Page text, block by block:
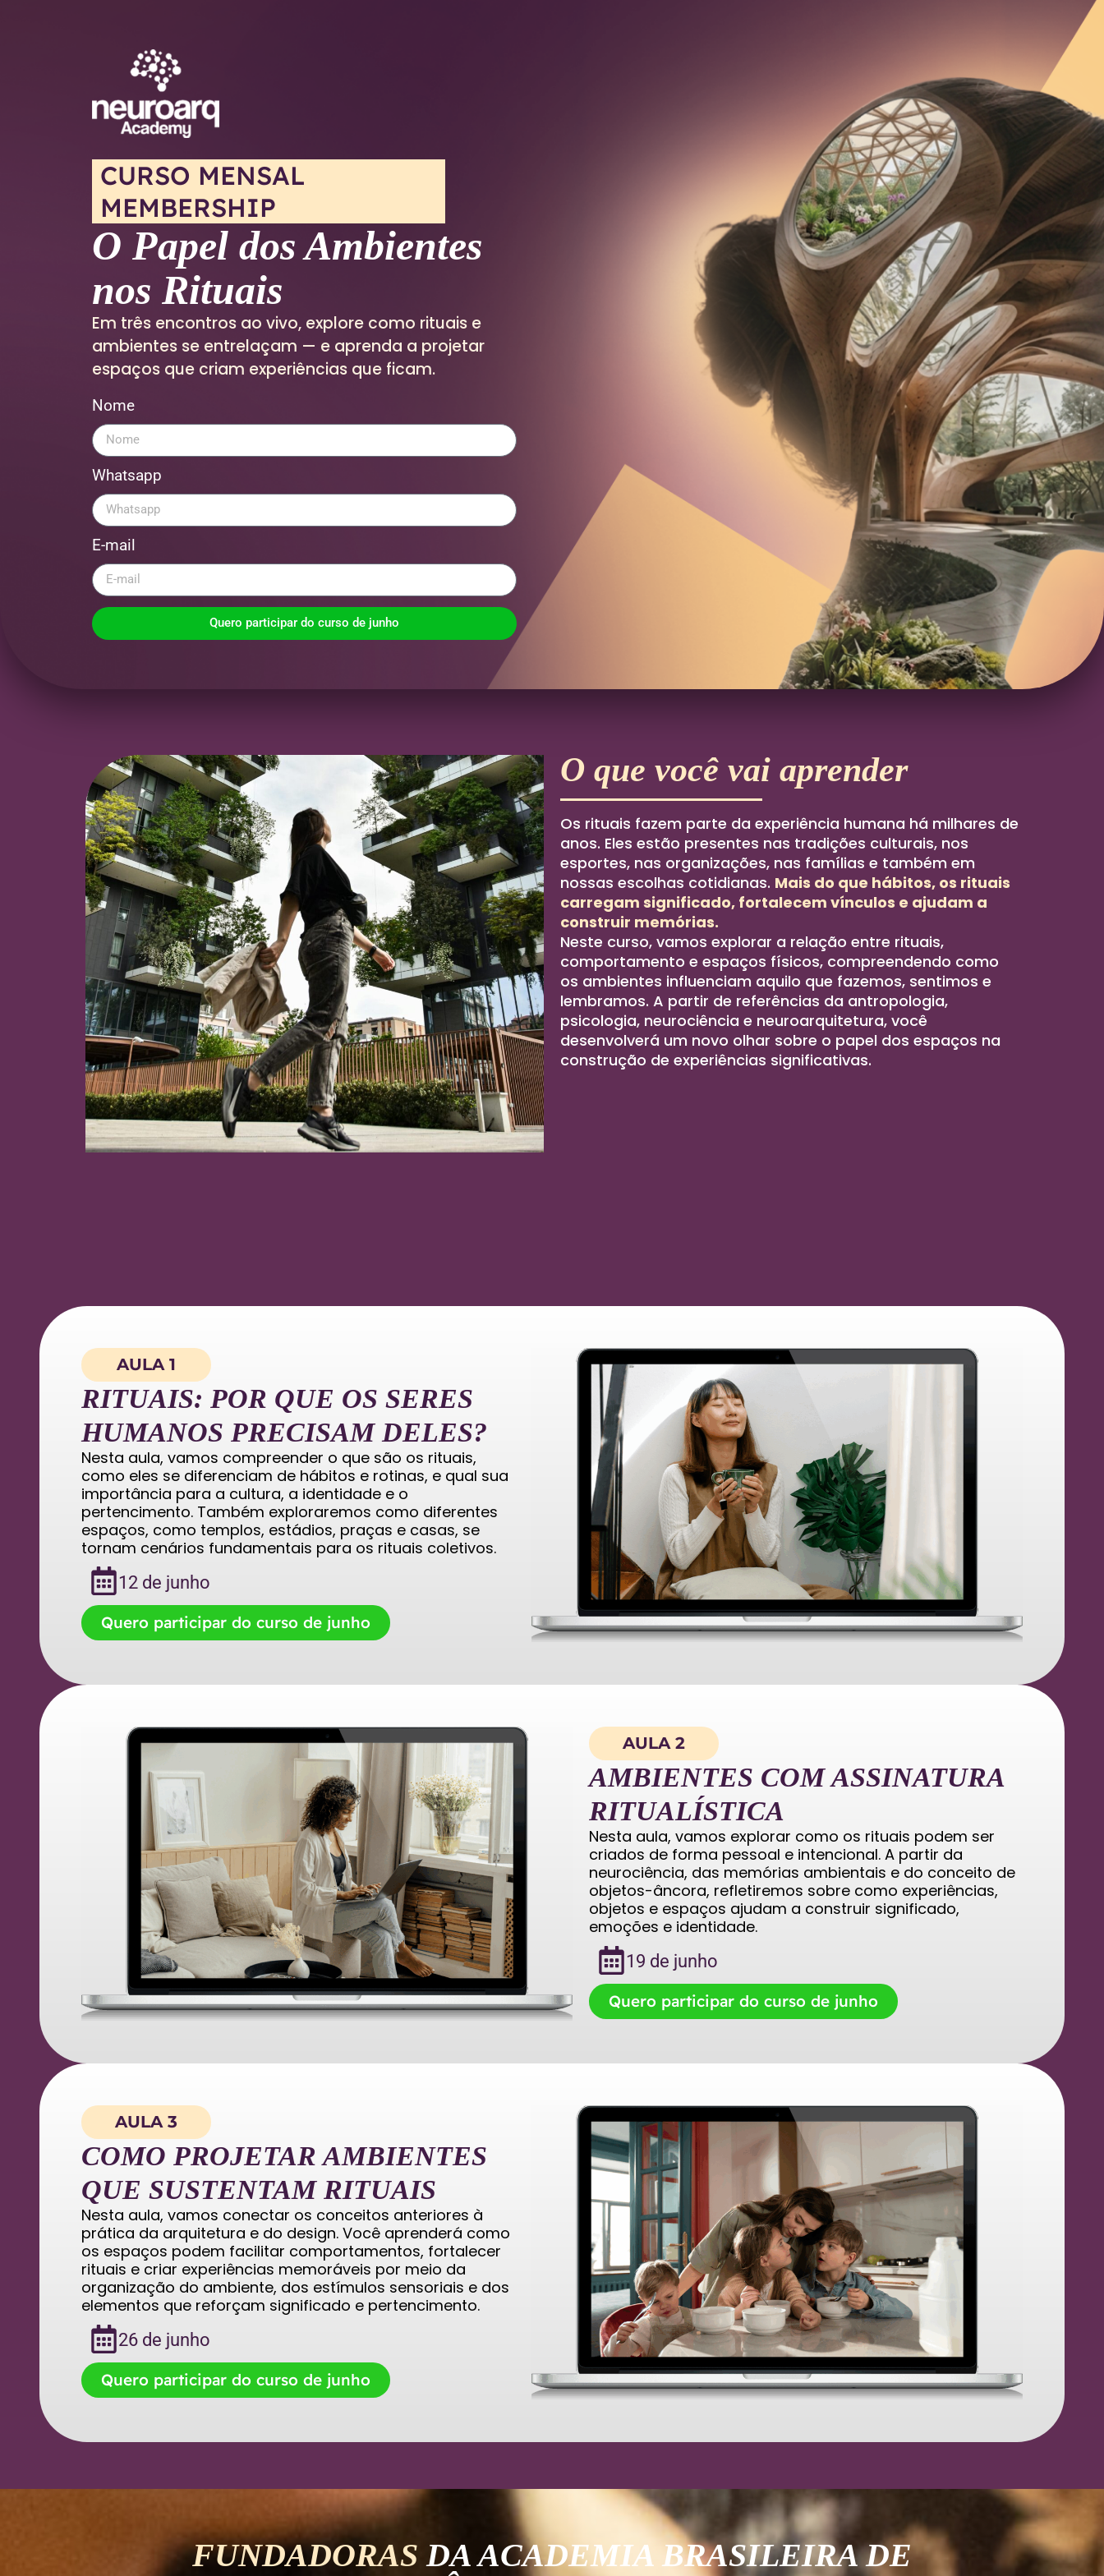
CURSO MENSAL
MEMBERSHIP
O Papel dos Ambientes
nos Rituais
Em três encontros ao vivo, explore como rituais e
ambientes se entrelaçam — e aprenda a projetar
espaços que criam experiências que ficam.
Nome
Whatsapp
E-mail
Quero participar do curso de junho
O que você vai aprender
Os rituais fazem parte da experiência humana há milhares de
anos. Eles estão presentes nas tradições culturais, nos
esportes, nas organizações, nas famílias e também em
nossas escolhas cotidianas. Mais do que hábitos, os rituais
carregam significado, fortalecem vínculos e ajudam a
construir memórias.
Neste curso, vamos explorar a relação entre rituais,
comportamento e espaços físicos, compreendendo como
os ambientes influenciam aquilo que fazemos, sentimos e
lembramos. A partir de referências da antropologia,
psicologia, neurociência e neuroarquitetura, você
desenvolverá um novo olhar sobre o papel dos espaços na
construção de experiências significativas.
AULA 1
RITUAIS: POR QUE OS SERES
HUMANOS PRECISAM DELES?
Nesta aula, vamos compreender o que são os rituais,
como eles se diferenciam de hábitos e rotinas, e qual sua
importância para a cultura, a identidade e o
pertencimento. Também exploraremos como diferentes
espaços, como templos, estádios, praças e casas, se
tornam cenários fundamentais para os rituais coletivos.
12 de junho
Quero participar do curso de junho
AULA 2
AMBIENTES COM ASSINATURA
RITUALÍSTICA
Nesta aula, vamos explorar como os rituais podem ser
criados de forma pessoal e intencional. A partir da
neurociência, das memórias ambientais e do conceito de
objetos-âncora, refletiremos sobre como experiências,
objetos e espaços ajudam a construir significado,
emoções e identidade.
19 de junho
Quero participar do curso de junho
AULA 3
COMO PROJETAR AMBIENTES
QUE SUSTENTAM RITUAIS
Nesta aula, vamos conectar os conceitos anteriores à
prática da arquitetura e do design. Você aprenderá como
os espaços podem facilitar comportamentos, fortalecer
rituais e criar experiências memoráveis por meio da
organização do ambiente, dos estímulos sensoriais e dos
elementos que reforçam significado e pertencimento.
26 de junho
Quero participar do curso de junho
FUNDADORAS DA ACADEMIA BRASILEIRA DE